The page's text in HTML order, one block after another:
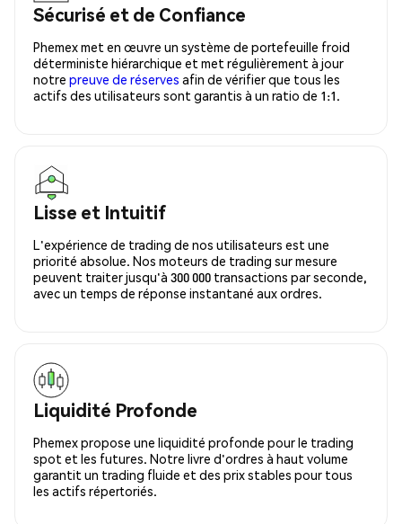
Sécurisé et de Confiance
Phemex met en œuvre un système de portefeuille froid
déterministe hiérarchique et met régulièrement à jour
notre preuve de réserves afin de vérifier que tous les
actifs des utilisateurs sont garantis à un ratio de 1:1.
Lisse et Intuitif
L'expérience de trading de nos utilisateurs est une
priorité absolue. Nos moteurs de trading sur mesure
peuvent traiter jusqu'à 300 000 transactions par seconde,
avec un temps de réponse instantané aux ordres.
Liquidité Profonde
Phemex propose une liquidité profonde pour le trading
spot et les futures. Notre livre d'ordres à haut volume
garantit un trading fluide et des prix stables pour tous
les actifs répertoriés.